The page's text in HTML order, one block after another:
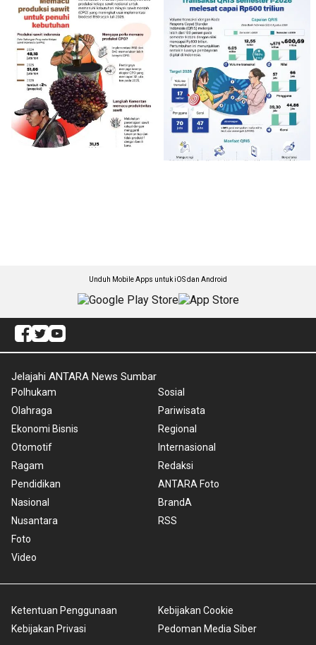
Unduh Mobile Apps untuk iOS dan Android
Jelajahi ANTARA News Sumbar
Polhukam
Olahraga
Ekonomi Bisnis
Otomotif
Ragam
Pendidikan
Nasional
Nusantara
Foto
Video
Sosial
Pariwisata
Regional
Internasional
Redaksi
ANTARA Foto
BrandA
RSS
Ketentuan Penggunaan
Kebijakan Privasi
Kebijakan Cookie
Pedoman Media Siber